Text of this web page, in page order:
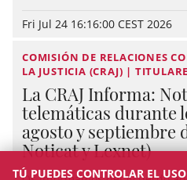
Fri Jul 24 16:16:00 CEST 2026
COMISIÓN DE RELACIONES
LA JUSTICIA (CRAJ) |
La CRAJ Informa:
telemáticas durante
agosto y septiembre
Noticat y Lexnet)
TÚ PUEDES CONTROLAR EL